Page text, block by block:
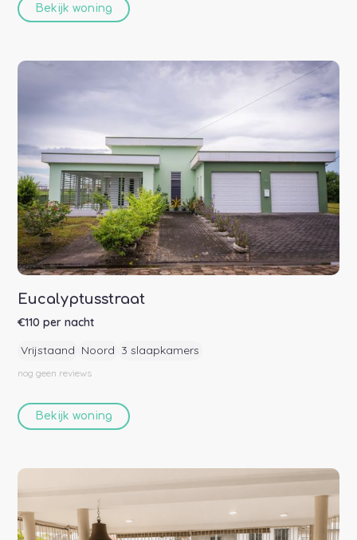
Bekijk woning
Eucalyptusstraat
€110 per nacht
Vrijstaand Noord 3 slaapkamers
nog geen reviews
Bekijk woning